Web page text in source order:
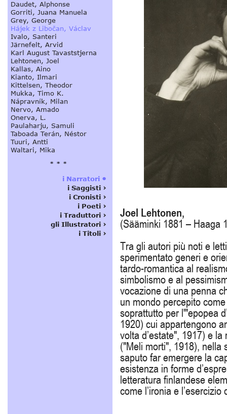
Joel Lehtonen,
(Sääminki 1881 – Haaga
Tra gli autori più noti e
sperimentato generi e
tardo-romantica al
simbolismo e al
vocazione di una penna
un mondo percepito
soprattutto per l'"epopea
1920) cui appartengono
volta d’estate", 1917) e
("Meli morti", 1918), nella
saputo far emergere la
esistenza in forme
letteratura finlandese
come l’ironia e l’esercizio